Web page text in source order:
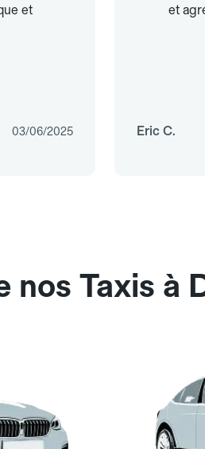
et
03/06/2025
et
Eric C.
nos Taxis à